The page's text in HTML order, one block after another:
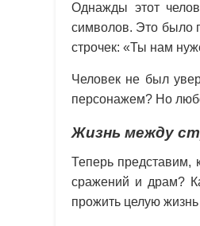
Однажды этот
символов. Это было
строчек: «Ты нам
Человек не был
персонажем? Но
Жизнь между
Теперь представим,
сражений и драм?
прожить целую жизнь